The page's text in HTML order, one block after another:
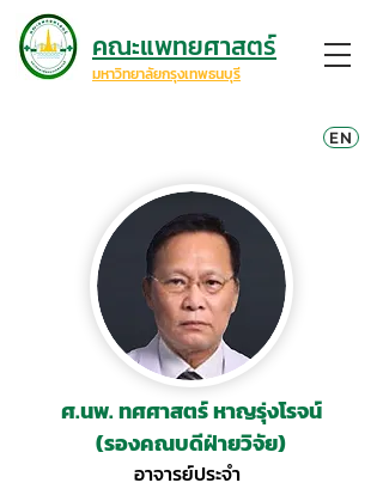
มหาวิทยาลัยกรุงเทพธนบุรี
EN
คณะแพทยศาสตร์
ศ.นพ. ทศศาสตร์ หาญรุ่งโรจน์
(รองคณบดีฝ่ายวิจัย)
อาจารย์ประจำ